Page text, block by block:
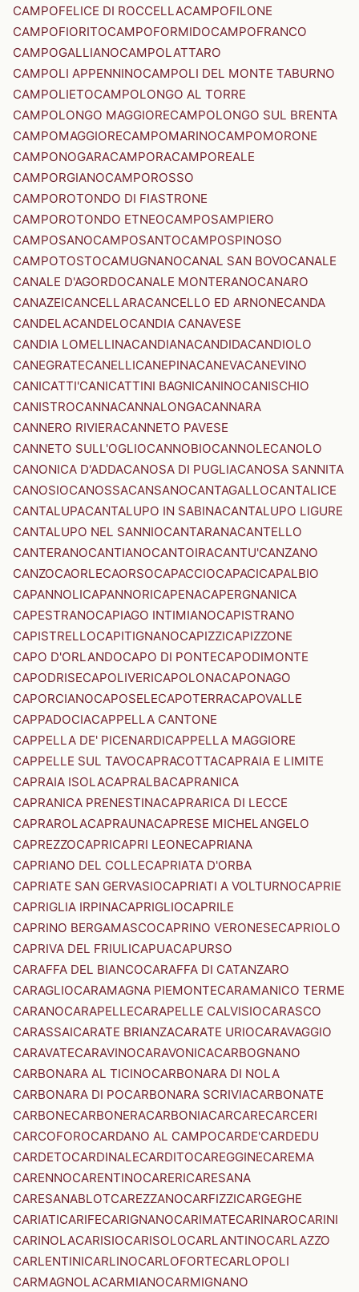
CAMPOFELICE DI ROCCELLACAMPOFILONE
CAMPOFIORITOCAMPOFORMIDOCAMPOFRANCO
CAMPOGALLIANOCAMPOLATTARO
CAMPOLI APPENNINOCAMPOLI DEL MONTE TABURNO
CAMPOLIETOCAMPOLONGO AL TORRE
CAMPOLONGO MAGGIORECAMPOLONGO SUL BRENTA
CAMPOMAGGIORECAMPOMARINOCAMPOMORONE
CAMPONOGARACAMPORACAMPOREALE
CAMPORGIANOCAMPOROSSO
CAMPOROTONDO DI FIASTRONE
CAMPOROTONDO ETNEOCAMPOSAMPIERO
CAMPOSANOCAMPOSANTOCAMPOSPINOSO
CAMPOTOSTOCAMUGNANOCANAL SAN BOVOCANALE
CANALE D'AGORDOCANALE MONTERANOCANARO
CANAZEICANCELLARACANCELLO ED ARNONECANDA
CANDELACANDELOCANDIA CANAVESE
CANDIA LOMELLINACANDIANACANDIDACANDIOLO
CANEGRATECANELLICANEPINACANEVACANEVINO
CANICATTI'CANICATTINI BAGNICANINOCANISCHIO
CANISTROCANNACANNALONGACANNARA
CANNERO RIVIERACANNETO PAVESE
CANNETO SULL'OGLIOCANNOBIOCANNOLECANOLO
CANONICA D'ADDACANOSA DI PUGLIACANOSA SANNITA
CANOSIOCANOSSACANSANOCANTAGALLOCANTALICE
CANTALUPACANTALUPO IN SABINACANTALUPO LIGURE
CANTALUPO NEL SANNIOCANTARANACANTELLO
CANTERANOCANTIANOCANTOIRACANTU'CANZANO
CANZOCAORLECAORSOCAPACCIOCAPACICAPALBIO
CAPANNOLICAPANNORICAPENACAPERGNANICA
CAPESTRANOCAPIAGO INTIMIANOCAPISTRANO
CAPISTRELLOCAPITIGNANOCAPIZZICAPIZZONE
CAPO D'ORLANDOCAPO DI PONTECAPODIMONTE
CAPODRISECAPOLIVERICAPOLONACAPONAGO
CAPORCIANOCAPOSELECAPOTERRACAPOVALLE
CAPPADOCIACAPPELLA CANTONE
CAPPELLA DE' PICENARDICAPPELLA MAGGIORE
CAPPELLE SUL TAVOCAPRACOTTACAPRAIA E LIMITE
CAPRAIA ISOLACAPRALBACAPRANICA
CAPRANICA PRENESTINACAPRARICA DI LECCE
CAPRAROLACAPRAUNACAPRESE MICHELANGELO
CAPREZZOCAPRICAPRI LEONECAPRIANA
CAPRIANO DEL COLLECAPRIATA D'ORBA
CAPRIATE SAN GERVASIOCAPRIATI A VOLTURNOCAPRIE
CAPRIGLIA IRPINACAPRIGLIOCAPRILE
CAPRINO BERGAMASCOCAPRINO VERONESECAPRIOLO
CAPRIVA DEL FRIULICAPUACAPURSO
CARAFFA DEL BIANCOCARAFFA DI CATANZARO
CARAGLIOCARAMAGNA PIEMONTECARAMANICO TERME
CARANOCARAPELLECARAPELLE CALVISIOCARASCO
CARASSAICARATE BRIANZACARATE URIOCARAVAGGIO
CARAVATECARAVINOCARAVONICACARBOGNANO
CARBONARA AL TICINOCARBONARA DI NOLA
CARBONARA DI POCARBONARA SCRIVIACARBONATE
CARBONECARBONERACARBONIACARCARECARCERI
CARCOFOROCARDANO AL CAMPOCARDE'CARDEDU
CARDETOCARDINALECARDITOCAREGGINECAREMA
CARENNOCARENTINOCARERICARESANA
CARESANABLOTCAREZZANOCARFIZZICARGEGHE
CARIATICARIFECARIGNANOCARIMATECARINAROCARINI
CARINOLACARISIOCARISOLOCARLANTINOCARLAZZO
CARLENTINICARLINOCARLOFORTECARLOPOLI
CARMAGNOLACARMIANOCARMIGNANO